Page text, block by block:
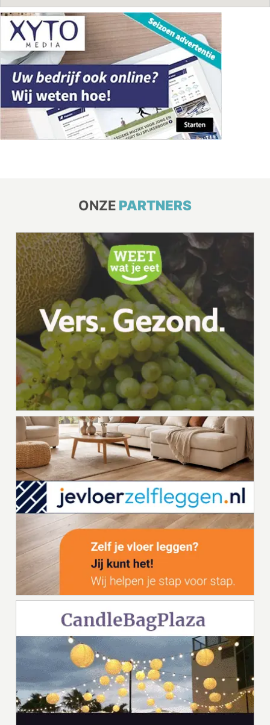
ONZE PARTNERS